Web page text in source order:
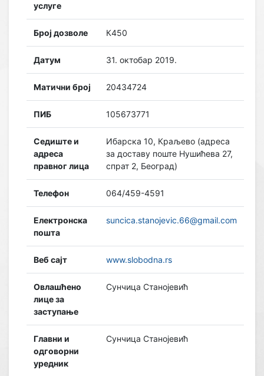
услуге
Број дозволе К450
Датум 31. октобар 2019.
Матични број 20434724
ПИБ 105673771
Седиште и
адреса
правног лица
Ибарска 10, Краљево (адреса
за доставу поште Нушићева 27,
спрат 2, Београд)
Телефон 064/459-4591
Електронска
пошта
suncica.stanojevic.66@gmail.com
Веб сајт www.slobodna.rs
Овлашћено
лице за
заступање
Сунчица Станојевић
Главни и
одговорни
уредник
Сунчица Станојевић